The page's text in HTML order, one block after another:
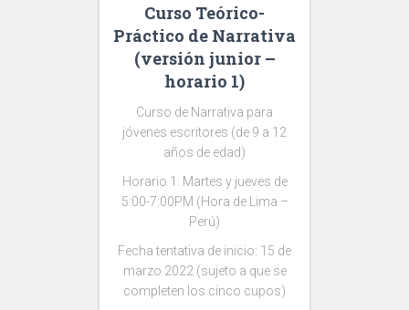
Curso Teórico-
Práctico de Narrativa
(versión junior –
horario 1)
Curso de Narrativa para
jóvenes escritores (de 9 a 12
años de edad)
Horario 1: Martes y jueves de
5:00-7:00PM (Hora de Lima –
Perú)
Fecha tentativa de inicio: 15 de
marzo 2022 (sujeto a que se
completen los cinco cupos)